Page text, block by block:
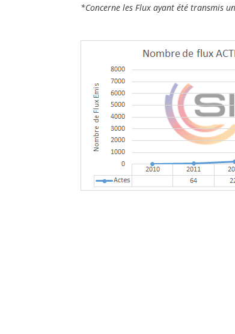
*Concerne les Flux ayant été transmis